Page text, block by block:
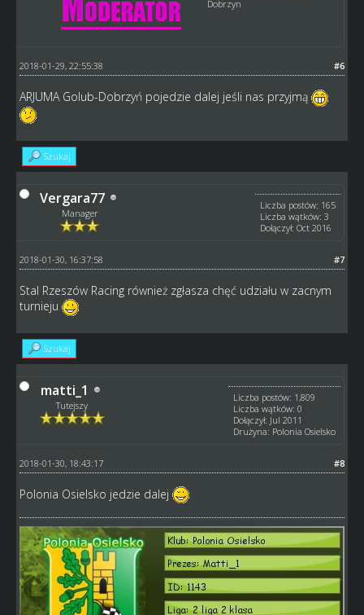
Dobrzyn
#6
2018-01-29, 22:55:38
ARJUMA Golub-Dobrzyń pojedzie dalej jeśli nas przyjmą
Szukaj
Vergara77
Manager
Liczba postów: 165
Liczba wątków: 3
Dołączył: Oct 2016
#7
2018-01-30, 16:37:58
Stal Rzeszów Racing również zgłasza chęć udziału w zacnym
turnieju
Szukaj
matti_1
Tutejszy
Liczba postów: 1,809
Liczba wątków: 0
Dołączył: Jul 2011
Drużyna: Polonia Osielsko
#8
2018-01-30, 18:43:17
Polonia Osielsko jedzie dalej